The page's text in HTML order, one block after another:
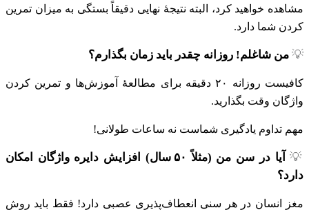
مشاهده خواهید کرد، البته نتیجهٔ نهایی دقیقاً بستگی به میزان تمرین
کردن شما دارد.
💡 من شاغلم! روزانه چقدر باید زمان بگذارم؟
کافیست روزانه ۲۰ دقیقه برای مطالعهٔ آموزش‌ها و تمرین کردن
واژگان وقت بگذارید.
مهم تداوم یادگیری شماست نه ساعات طولانی!
💡
آیا در سن من (مثلاً ۵۰ سال) افزایش دایره واژگان امکان
دارد؟
مغز انسان در هر سنی انعطاف‌پذیری عصبی دارد! فقط باید روش